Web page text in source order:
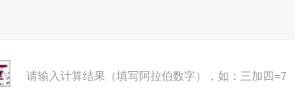
请输入计算结果（填写阿拉伯数字），如：三加四=7